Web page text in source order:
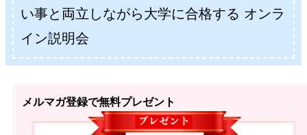
い事と両立しながら大学に合格する オンラ
イン説明会
メルマガ登録で無料プレゼント